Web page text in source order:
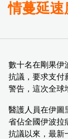
情蔓延速
數十名在剛果伊
抗議，要求支付
警告，這次全球
醫護人員在伊圖
省佔全國伊波拉
抗議以來，最新